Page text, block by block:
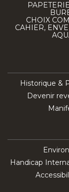
CHOIX
CAHIER,
Historique &
Devenir
Handicap